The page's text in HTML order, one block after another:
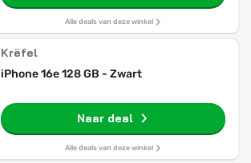
Alle deals van deze winkel
Krëfel
iPhone 16e 128 GB - Zwart
Naar deal
Alle deals van deze winkel